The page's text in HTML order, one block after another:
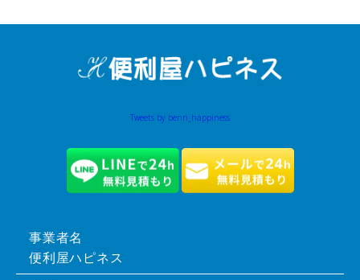
Tweets by benri_happiness
事業者名
便利屋ハピネス